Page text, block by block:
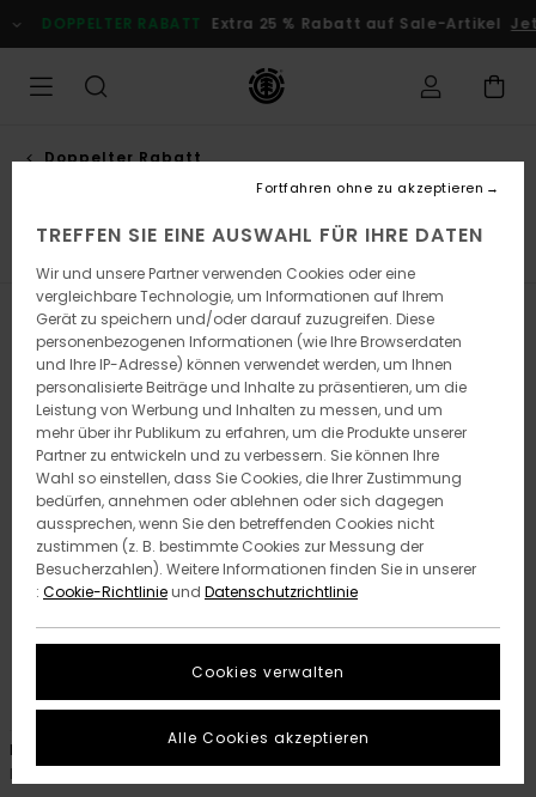
zur
Produkt
springen
RABATT Extra 25 % Rabatt auf Sale-Artikel Jetzt
Doppelter Rabatt
Filtern & Sortieren 450Ergebnisse
Direkt
Filterkriterien
springen
Überspringen
filtern
nach
12 ORGANIC COTTON
Icon Label Pocket
Männer Grau T-Shirt
12 ORGANIC COTTON
Icon Label Pocket
TREFFEN SIE EINE AUSWAHL FÜR IHRE DATEN
Wir und unsere Partner verwenden Cookies oder eine
vergleichbare Technologie, um Informationen auf Ihrem
Gerät zu speichern und/oder darauf zuzugreifen. Diese
personenbezogenen Informationen (wie Ihre Browserdaten
und Ihre IP-Adresse) können verwendet werden, um Ihnen
personalisierte Beiträge und Inhalte zu präsentieren, um die
Leistung von Werbung und Inhalten zu messen, und um
mehr über ihr Publikum zu erfahren, um die Produkte unserer
Partner zu entwickeln und zu verbessern. Sie können Ihre
Wahl so einstellen, dass Sie Cookies, die Ihrer Zustimmung
bedürfen, annehmen oder ablehnen oder sich dagegen
aussprechen, wenn Sie den betreffenden Cookies nicht
zustimmen (z. B. bestimmte Cookies zur Messung der
Besucherzahlen). Weitere Informationen finden Sie in unserer
: Cookie-Richtlinieund Datenschutzrichtlinie
Cookies verwalten
Fortfahren ohne zu akzeptieren
Alle Cookies akzeptieren